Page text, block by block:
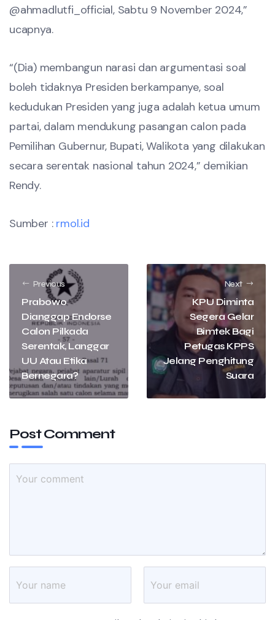
@ahmadlutfi_official, Sabtu 9 November 2024,”
ucapnya.
“(Dia) membangun narasi dan argumentasi soal
boleh tidaknya Presiden berkampanye, soal
kedudukan Presiden yang juga adalah ketua umum
partai, dalam mendukung pasangan calon pada
Pemilihan Gubernur, Bupati, Walikota yang dilakukan
secara serentak nasional tahun 2024,” demikian
Rendy.
Sumber : rmol.id
Previous
Prabowo
Dianggap Endorse
Calon Pilkada
Serentak, Langgar
UU Atau Etika
Bernegara?
Next
KPU Diminta
Segera Gelar
Bimtek Bagi
Petugas KPPS
Jelang Penghitung
Suara
Post Comment